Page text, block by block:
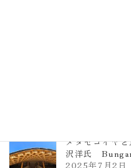
メタセコイヤ
沢洋氏
2025年7月2日